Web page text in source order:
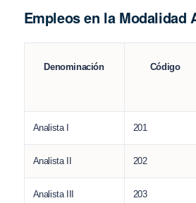
Empleos en la Modalidad
Denominación Código
Analista I 201
Analista II 202
Analista III 203